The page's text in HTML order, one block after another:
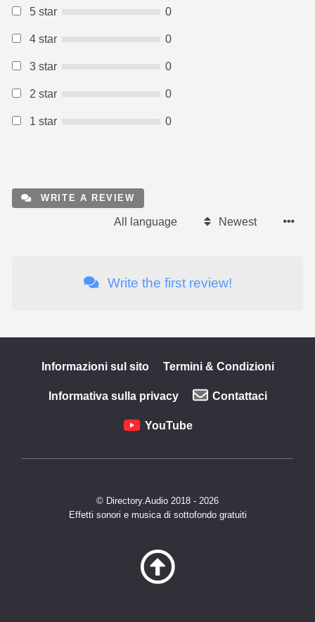
5 star 0
4 star 0
3 star 0
2 star 0
1 star 0
WRITE A REVIEW
All language Newest
Write the first review!
Informazioni sul sito Termini & Condizioni
Informativa sulla privacy Contattaci
YouTube
© Directory.Audio 2018 - 2026
Effetti sonori e musica di sottofondo gratuiti